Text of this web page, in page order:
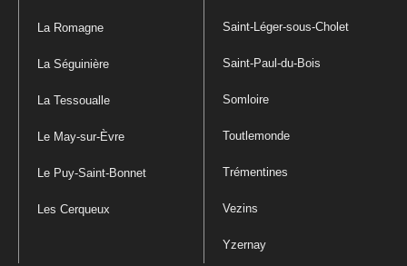
La Romagne
La Séguinière
La Tessoualle
Le May-sur-Èvre
Le Puy-Saint-Bonnet
Les Cerqueux
Saint-Léger-sous-Cholet
Saint-Paul-du-Bois
Somloire
Toutlemonde
Trémentines
Vezins
Yzernay